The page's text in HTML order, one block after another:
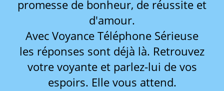
promesse de bonheur, de réussite et
d'amour.
Avec Voyance Téléphone Sérieuse
les réponses sont déjà là. Retrouvez
votre voyante et parlez-lui de vos
espoirs. Elle vous attend.